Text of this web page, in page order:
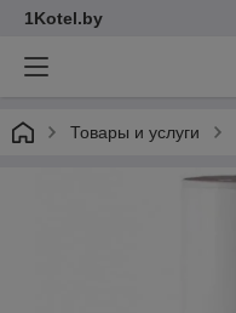
1Kotel.by
Товары и услуги